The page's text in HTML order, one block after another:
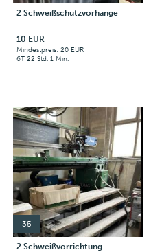
2 Schweißschutzvorhänge
10 EUR
Mindestpreis: 20 EUR
6T 22 Std. 1 Min.
35
2 Schweißvorrichtung